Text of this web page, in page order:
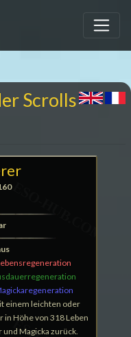
Scrolls
einem leichten oder
Höhe von 318 Leben
Magicka zurück.